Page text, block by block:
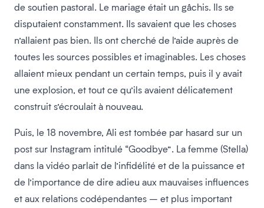
de soutien pastoral. Le mariage était un gâchis. Ils se
disputaient constamment. Ils savaient que les choses
n’allaient pas bien. Ils ont cherché de l’aide auprès de
toutes les sources possibles et imaginables. Les choses
allaient mieux pendant un certain temps, puis il y avait
une explosion, et tout ce qu’ils avaient délicatement
construit s’écroulait à nouveau.
Puis, le 18 novembre, Ali est tombée par hasard sur un
post sur Instagram intitulé “Goodbye”. La femme (Stella)
dans la vidéo parlait de l’infidélité et de la puissance et
de l’importance de dire adieu aux mauvaises influences
et aux relations codépendantes – et plus important